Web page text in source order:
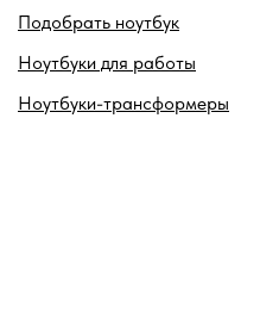
Подобрать ноутбук
Ноутбуки для работы
Ноутбуки-трансформеры